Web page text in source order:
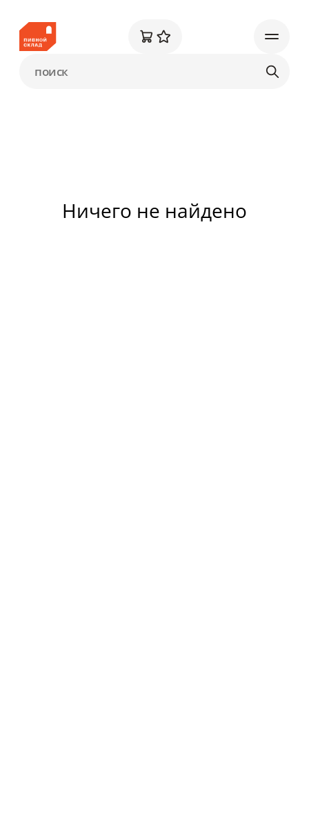
Ничего не найдено